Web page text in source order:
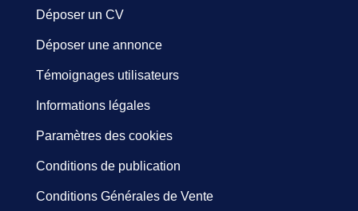
Déposer un CV
Déposer une annonce
Témoignages utilisateurs
Informations légales
Paramètres des cookies
Conditions de publication
Conditions Générales de Vente